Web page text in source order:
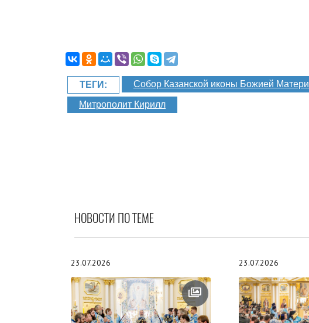
ТЕГИ: Собор Казанской иконы Божией Матери
Митрополит Кирилл
НОВОСТИ ПО ТЕМЕ
23.07.2026 23.07.2026